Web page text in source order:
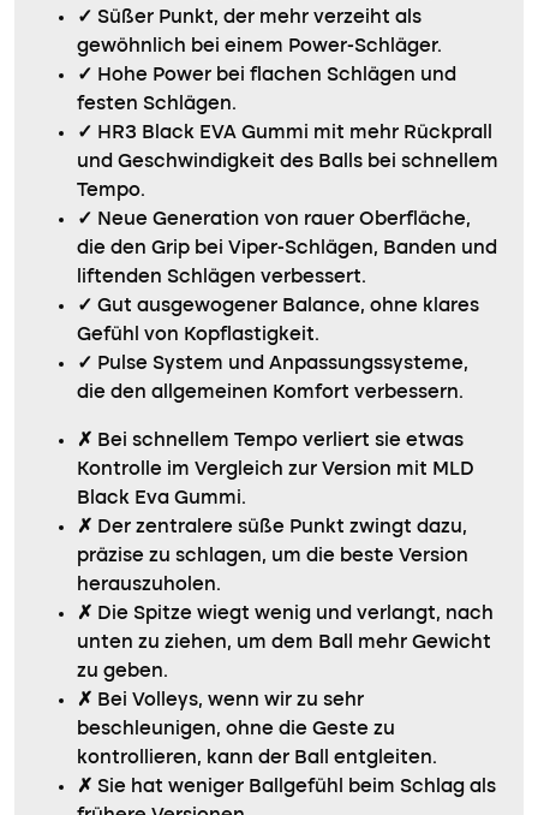
✓ Süßer Punkt, der mehr verzeiht als
gewöhnlich bei einem Power-Schläger.
✓ Hohe Power bei flachen Schlägen und
festen Schlägen.
✓ HR3 Black EVA Gummi mit mehr Rückprall
und Geschwindigkeit des Balls bei schnellem
Tempo.
✓ Neue Generation von rauer Oberfläche,
die den Grip bei Viper-Schlägen, Banden und
liftenden Schlägen verbessert.
✓ Gut ausgewogener Balance, ohne klares
Gefühl von Kopflastigkeit.
✓ Pulse System und Anpassungssysteme,
die den allgemeinen Komfort verbessern.
✗ Bei schnellem Tempo verliert sie etwas
Kontrolle im Vergleich zur Version mit MLD
Black Eva Gummi.
✗ Der zentralere süße Punkt zwingt dazu,
präzise zu schlagen, um die beste Version
herauszuholen.
✗ Die Spitze wiegt wenig und verlangt, nach
unten zu ziehen, um dem Ball mehr Gewicht
zu geben.
✗ Bei Volleys, wenn wir zu sehr
beschleunigen, ohne die Geste zu
kontrollieren, kann der Ball entgleiten.
✗ Sie hat weniger Ballgefühl beim Schlag als